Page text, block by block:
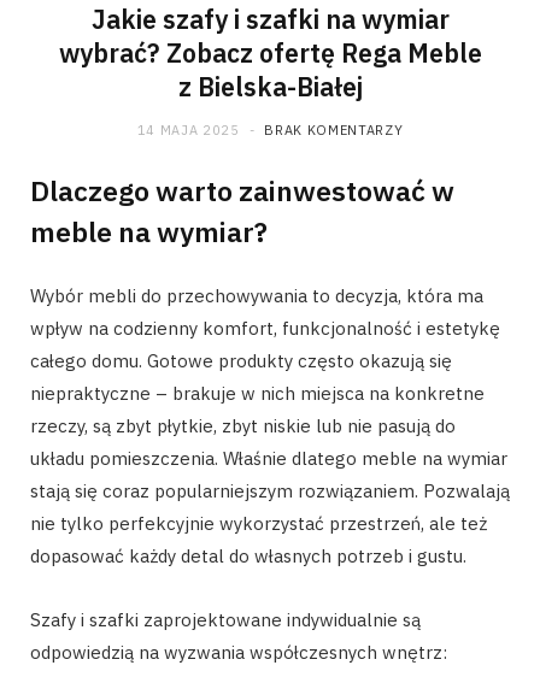
Jakie szafy i szafki na wymiar
wybrać? Zobacz ofertę Rega Meble
z Bielska-Białej
14 MAJA 2025 BRAK KOMENTARZY
Dlaczego warto zainwestować w
meble na wymiar?
Wybór mebli do przechowywania to decyzja, która ma
wpływ na codzienny komfort, funkcjonalność i estetykę
całego domu. Gotowe produkty często okazują się
niepraktyczne – brakuje w nich miejsca na konkretne
rzeczy, są zbyt płytkie, zbyt niskie lub nie pasują do
układu pomieszczenia. Właśnie dlatego meble na wymiar
stają się coraz popularniejszym rozwiązaniem. Pozwalają
nie tylko perfekcyjnie wykorzystać przestrzeń, ale też
dopasować każdy detal do własnych potrzeb i gustu.
Szafy i szafki zaprojektowane indywidualnie są
odpowiedzią na wyzwania współczesnych wnętrz: